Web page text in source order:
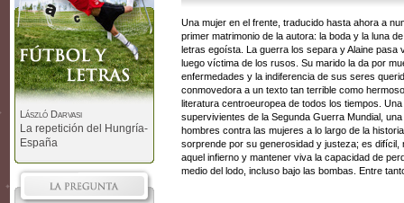
László Darvasi
La repetición del Hungría-
España
Una mujer en el frente, traducido hasta ahora a
primer matrimonio de la autora: la boda y la luna
letras egoísta. La guerra los separa y Alaine
luego víctima de los rusos. Su marido la da por
enfermedades y la indiferencia de sus seres
conmovedora a un texto tan terrible como
literatura centroeuropea de todos los tiempos.
supervivientes de la Segunda Guerra Mundial,
hombres contra las mujeres a lo largo de la
sorprende por su generosidad y justeza; es
aquel infierno y mantener viva la capacidad de
medio del lodo, incluso bajo las bombas. Entre